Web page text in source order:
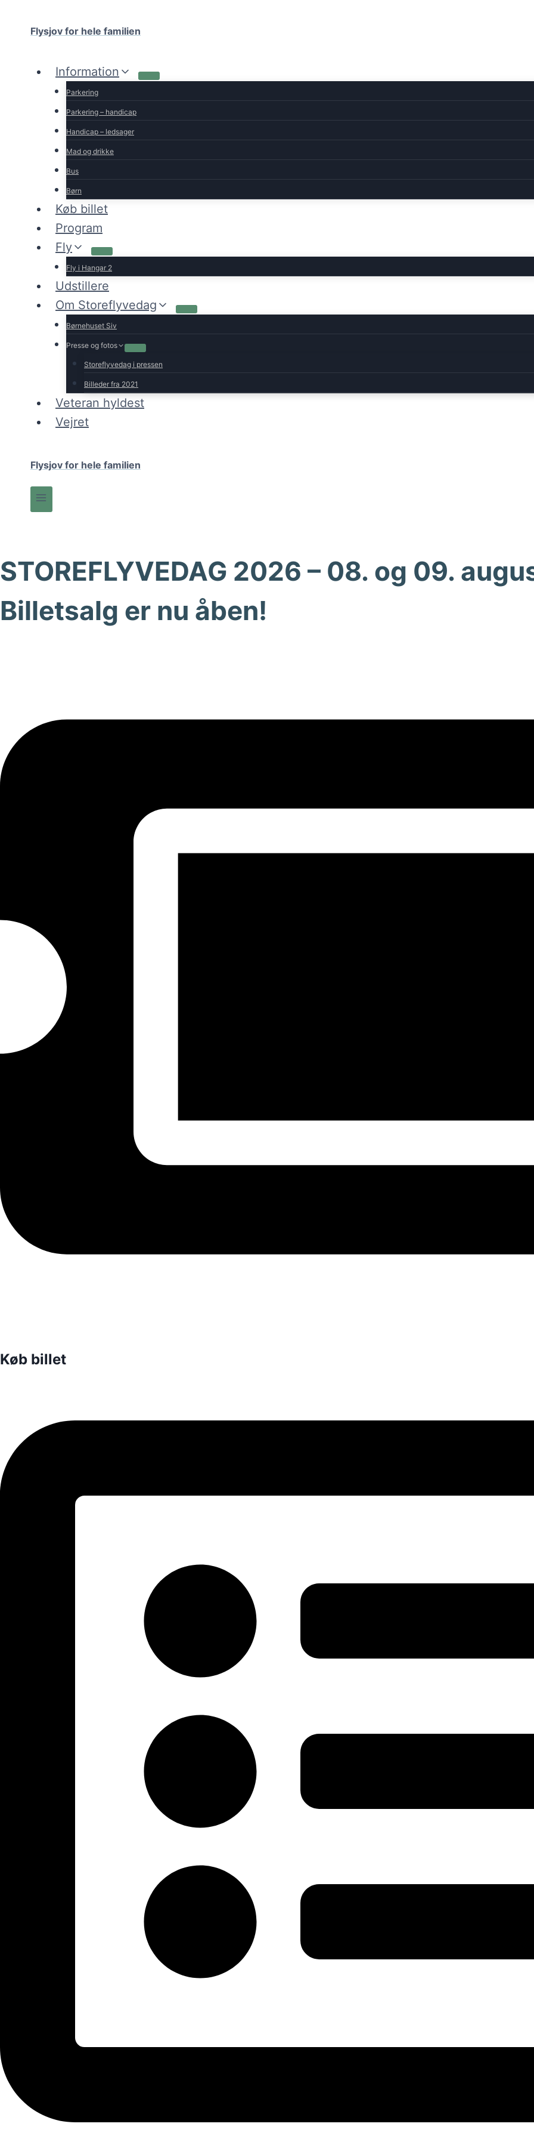
Flysjov for hele familien
Information
Parkering
Parkering – handicap
Handicap – ledsager
Mad og drikke
Bus
Børn
Køb billet
Program
Fly
Fly i Hangar 2
Udstillere
Om Storeflyvedag
Børnehuset Siv
Presse og fotos
Storeflyvedag i pressen
Billeder fra 2021
Veteran hyldest
Vejret
Flysjov for hele familien
STOREFLYVEDAG 2026 – 08. og 09.
Billetsalg er nu åben!
Køb billet